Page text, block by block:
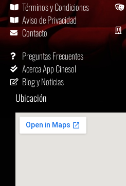
Términos y Condiciones
Aviso de Privacidad
Contacto
Preguntas Frecuentes
Acerca App Cinesol
Blog y Noticias
Ubicación